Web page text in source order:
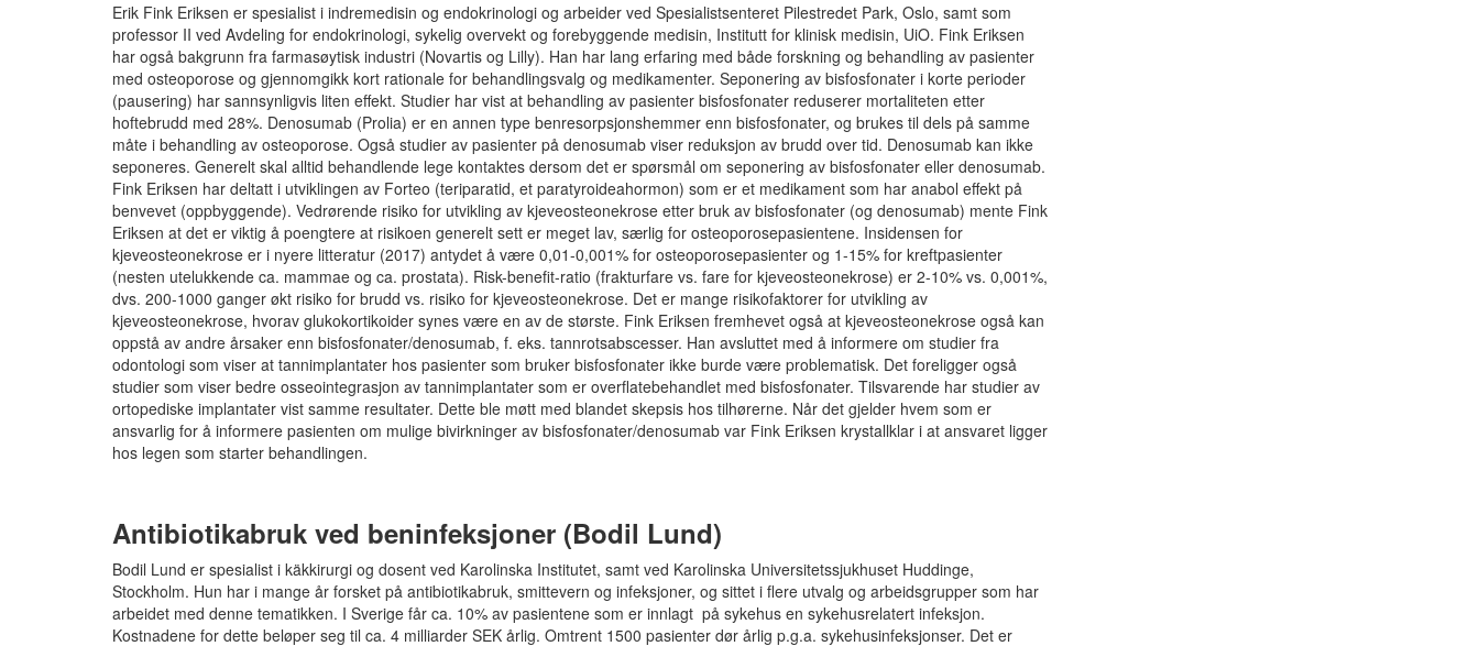
Erik Fink Eriksen er spesialist i indremedisin og endokrinologi og arbeider ved Spesialistsenteret Pilestredet Park, Oslo, samt som
professor II ved Avdeling for endokrinologi, sykelig overvekt og forebyggende medisin, Institutt for klinisk medisin, UiO. Fink Eriksen
har også bakgrunn fra farmasøytisk industri (Novartis og Lilly). Han har lang erfaring med både forskning og behandling av pasienter
med osteoporose og gjennomgikk kort rationale for behandlingsvalg og medikamenter. Seponering av bisfosfonater i korte perioder
(pausering) har sannsynligvis liten effekt. Studier har vist at behandling av pasienter bisfosfonater reduserer mortaliteten etter
hoftebrudd med 28%. Denosumab (Prolia) er en annen type benresorpsjonshemmer enn bisfosfonater, og brukes til dels på samme
måte i behandling av osteoporose. Også studier av pasienter på denosumab viser reduksjon av brudd over tid. Denosumab kan ikke
seponeres. Generelt skal alltid behandlende lege kontaktes dersom det er spørsmål om seponering av bisfosfonater eller denosumab.
Fink Eriksen har deltatt i utviklingen av Forteo (teriparatid, et paratyroideahormon) som er et medikament som har anabol effekt på
benvevet (oppbyggende). Vedrørende risiko for utvikling av kjeveosteonekrose etter bruk av bisfosfonater (og denosumab) mente Fink
Eriksen at det er viktig å poengtere at risikoen generelt sett er meget lav, særlig for osteoporosepasientene. Insidensen for
kjeveosteonekrose er i nyere litteratur (2017) antydet å være 0,01-0,001% for osteoporosepasienter og 1-15% for kreftpasienter
(nesten utelukkende ca. mammae og ca. prostata). Risk-benefit-ratio (frakturfare vs. fare for kjeveosteonekrose) er 2-10% vs. 0,001%,
dvs. 200-1000 ganger økt risiko for brudd vs. risiko for kjeveosteonekrose. Det er mange risikofaktorer for utvikling av
kjeveosteonekrose, hvorav glukokortikoider synes være en av de største. Fink Eriksen fremhevet også at kjeveosteonekrose også kan
oppstå av andre årsaker enn bisfosfonater/denosumab, f. eks. tannrotsabscesser. Han avsluttet med å informere om studier fra
odontologi som viser at tannimplantater hos pasienter som bruker bisfosfonater ikke burde være problematisk. Det foreligger også
studier som viser bedre osseointegrasjon av tannimplantater som er overflatebehandlet med bisfosfonater. Tilsvarende har studier av
ortopediske implantater vist samme resultater. Dette ble møtt med blandet skepsis hos tilhørerne. Når det gjelder hvem som er
ansvarlig for å informere pasienten om mulige bivirkninger av bisfosfonater/denosumab var Fink Eriksen krystallklar i at ansvaret ligger
hos legen som starter behandlingen.
Antibiotikabruk ved beninfeksjoner (Bodil Lund)
Bodil Lund er spesialist i käkkirurgi og dosent ved Karolinska Institutet, samt ved Karolinska Universitetssjukhuset Huddinge,
Stockholm. Hun har i mange år forsket på antibiotikabruk, smittevern og infeksjoner, og sittet i flere utvalg og arbeidsgrupper som har
arbeidet med denne tematikken. I Sverige får ca. 10% av pasientene som er innlagt på sykehus en sykehusrelatert infeksjon.
Kostnadene for dette beløper seg til ca. 4 milliarder SEK årlig. Omtrent 1500 pasienter dør årlig p.g.a. sykehusinfeksjonser. Det er